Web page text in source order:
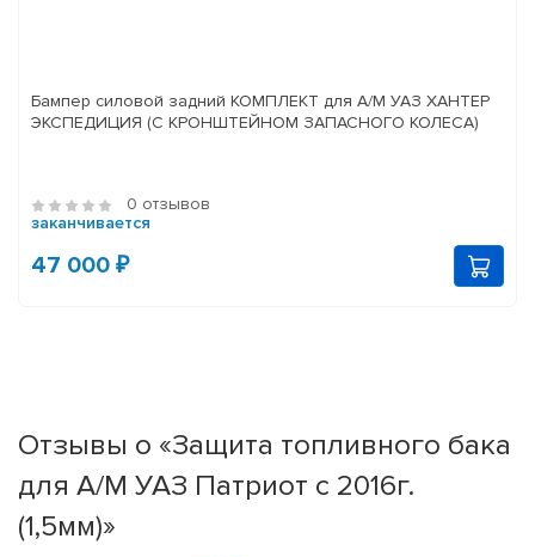
Бампер силовой задний КОМПЛЕКТ для А/М УАЗ ХАНТЕР
ЭКСПЕДИЦИЯ (С КРОНШТЕЙНОМ ЗАПАСНОГО КОЛЕСА)
0 отзывов
заканчивается
47 000 ₽
Отзывы о «Защита топливного бака
для А/М УАЗ Патриот с 2016г.
(1,5мм)»